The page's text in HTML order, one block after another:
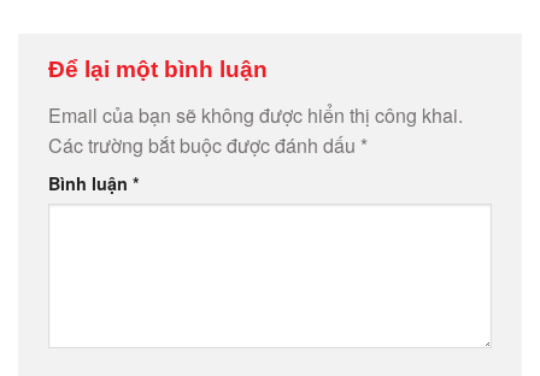
Để lại một bình luận
Email của bạn sẽ không được hiển thị công khai.
Các trường bắt buộc được đánh dấu *
Bình luận *